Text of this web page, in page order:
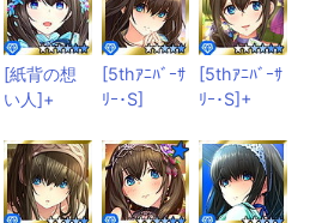
[紙背の想
い人]+
[5thｱﾆﾊﾞｰｻ
ﾘｰ･S]
[5thｱﾆﾊﾞｰｻ
ﾘｰ･S]+